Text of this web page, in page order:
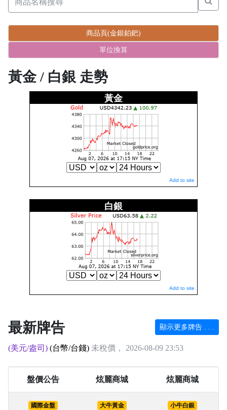
商品頁(金銀鉑鈀)
單位換算
黃金 / 白銀 走勢
黃金
Add to site
白銀
Add to site
最新牌告 顯示更多牌告 . . .
(美元/盎司) (台幣/台錢) 未稅價， 2026-08-09 23:53
盤價公告 炫麗商城 炫麗商城
國際金盤 大牛黃金 小牛白銀